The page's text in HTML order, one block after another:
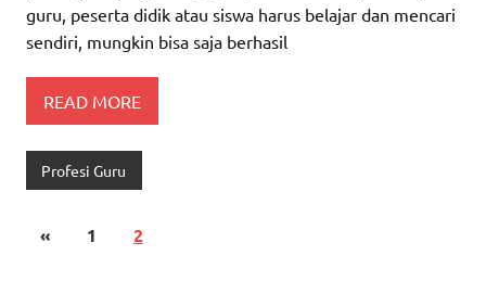
guru, peserta didik atau siswa harus belajar dan mencari
sendiri, mungkin bisa saja berhasil
READ MORE
Profesi Guru
« 1 2